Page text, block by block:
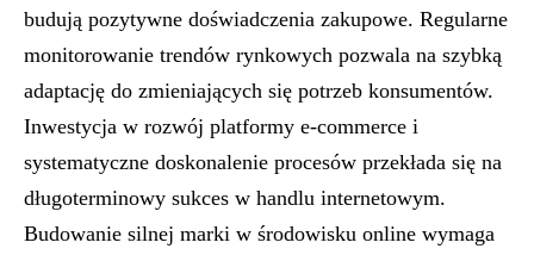
budują pozytywne doświadczenia zakupowe. Regularne
monitorowanie trendów rynkowych pozwala na szybką
adaptację do zmieniających się potrzeb konsumentów.
Inwestycja w rozwój platformy e-commerce i
systematyczne doskonalenie procesów przekłada się na
długoterminowy sukces w handlu internetowym.
Budowanie silnej marki w środowisku online wymaga